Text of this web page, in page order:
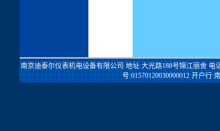
南京迪泰尔仪表机电设备有限公司 地址:大光路188号锦江丽舍 电
号:01570120030000012 开户行: